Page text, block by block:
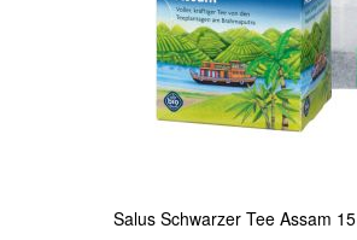
Salus Schwarzer Tee Assam